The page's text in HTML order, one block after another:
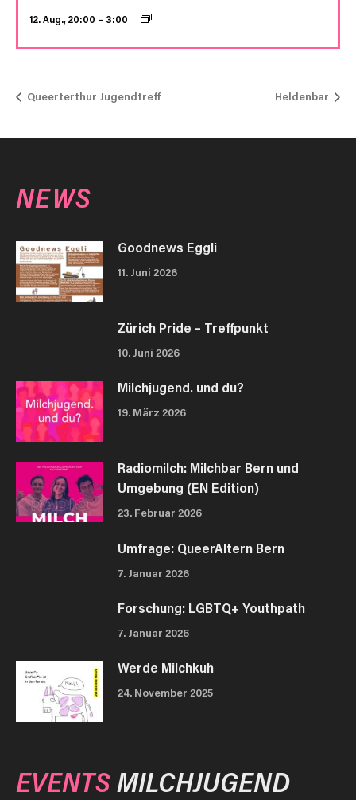
12. Aug., 20:00 – 3:00
Queerterthur Jugendtreff Heldenbar
NEWS
Goodnews Eggli
11. Juni 2026
Zürich Pride – Treffpunkt
10. Juni 2026
Milchjugend. und du?
19. März 2026
Radiomilch: Milchbar Bern und
Umgebung (EN Edition)
23. Februar 2026
Umfrage: QueerAltern Bern
7. Januar 2026
Forschung: LGBTQ+ Youthpath
7. Januar 2026
Werde Milchkuh
24. November 2025
EVENTSMILCHJUGEND